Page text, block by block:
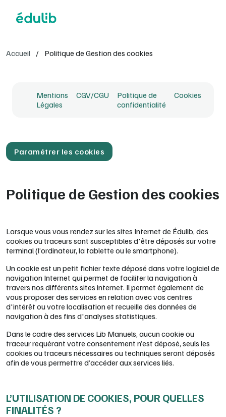
Accueil / Politique de Gestion des cookies
Mentions
Légales
CGV/CGU
Politique de
confidentialité
Cookies
Paramétrer les cookies
Politique de Gestion des cookies
Lorsque vous vous rendez sur les sites Internet de Édulib, des
cookies ou traceurs sont susceptibles d'être déposés sur votre
terminal (l’ordinateur, la tablette ou le smartphone).
Un cookie est un petit fichier texte déposé dans votre logiciel de
navigation Internet qui permet de faciliter la navigation à
travers nos différents sites internet. Il permet également de
vous proposer des services en relation avec vos centres
d'intérêt ou votre localisation et recueille des données de
navigation à des fins d'analyses statistiques.
Dans le cadre des services Lib Manuels, aucun cookie ou
traceur requérant votre consentement n’est déposé, seuls les
cookies ou traceurs nécessaires ou techniques seront déposés
afin de vous permettre d’accéder aux services liés.
L’UTILISATION DE COOKIES, POUR QUELLES
FINALITÉS ?